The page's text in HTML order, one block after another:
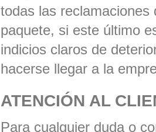
todas las reclamaciones
paquete, si este último
indicios claros de
hacerse llegar a la
ATENCIÓN AL
Para cualquier duda o